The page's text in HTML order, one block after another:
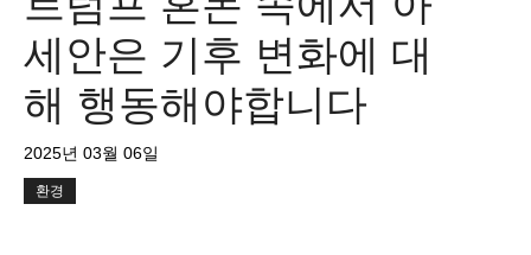
세안은 기후 변화에 대
해 행동해야합니다
2025년 03월 06일
환경